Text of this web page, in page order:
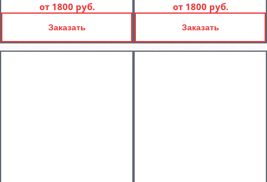
от 1800 руб.
Заказать
от 1800 руб.
Заказать